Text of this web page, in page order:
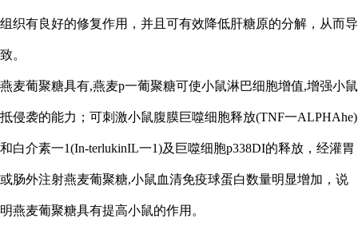
组织有良好的修复作用，并且可有效降低肝糖原的分解，从而导
致。
燕麦葡聚糖具有,燕麦p一葡聚糖可使小鼠淋巴细胞增值,增强小鼠
抵侵袭的能力；可刺激小鼠腹膜巨噬细胞释放(TNF一ALPHAhe)
和白介素一1(In-terlukinIL一1)及巨噬细胞p338DI的释放，经灌胃
或肠外注射燕麦葡聚糖,小鼠血清免疫球蛋白数量明显增加，说
明燕麦葡聚糖具有提高小鼠的作用。